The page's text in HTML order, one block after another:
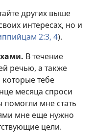
других выше
интересах, но и
2:3, 4).
В течение
речью, а также
которые тебе
месяца спроси
мне стать
мне еще нужно
цели.